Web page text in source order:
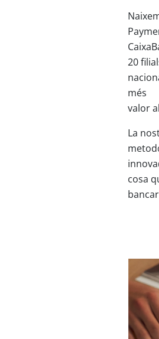
20
més
valor
La
cosa